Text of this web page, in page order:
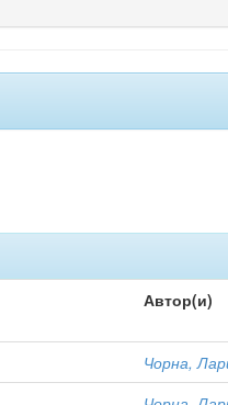
Автор(и)
Чорна,